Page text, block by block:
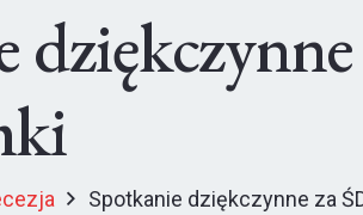
Spotkanie dziękczynne za